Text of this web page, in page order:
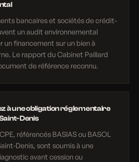
bancaires et sociétés de crédit-
un audit environnemental
un financement sur un bien à
Le rapport du Cabinet Paillard
de référence reconnu.
à une obligation réglementaire
Denis
référencés BASIAS ou BASOL
Denis, sont soumis à une
avant cession ou